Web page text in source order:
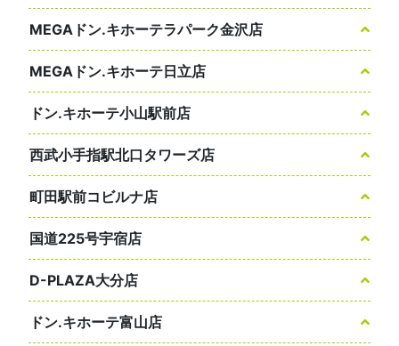
MEGAドン.キホーテラパーク金沢店
MEGAドン.キホーテ日立店
ドン.キホーテ小山駅前店
西武小手指駅北口タワーズ店
町田駅前コビルナ店
国道225号宇宿店
D-PLAZA大分店
ドン.キホーテ富山店